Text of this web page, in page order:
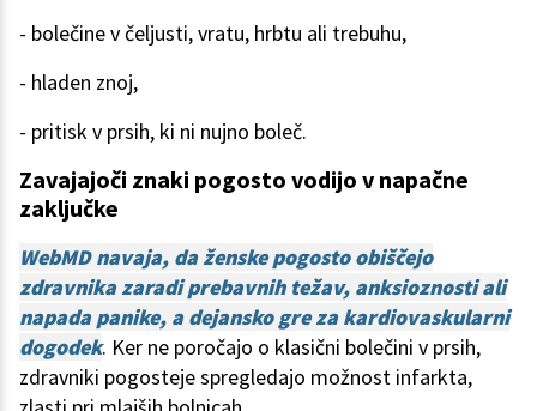
- bolečine v čeljusti, vratu, hrbtu ali trebuhu,
- hladen znoj,
- pritisk v prsih, ki ni nujno boleč.
Zavajajoči znaki pogosto vodijo v napačne
zaključke
WebMD navaja, da ženske pogosto obiščejo
zdravnika zaradi prebavnih težav, anksioznosti ali
napada panike, a dejansko gre za kardiovaskularni
dogodek. Ker ne poročajo o klasični bolečini v prsih,
zdravniki pogosteje spregledajo možnost infarkta,